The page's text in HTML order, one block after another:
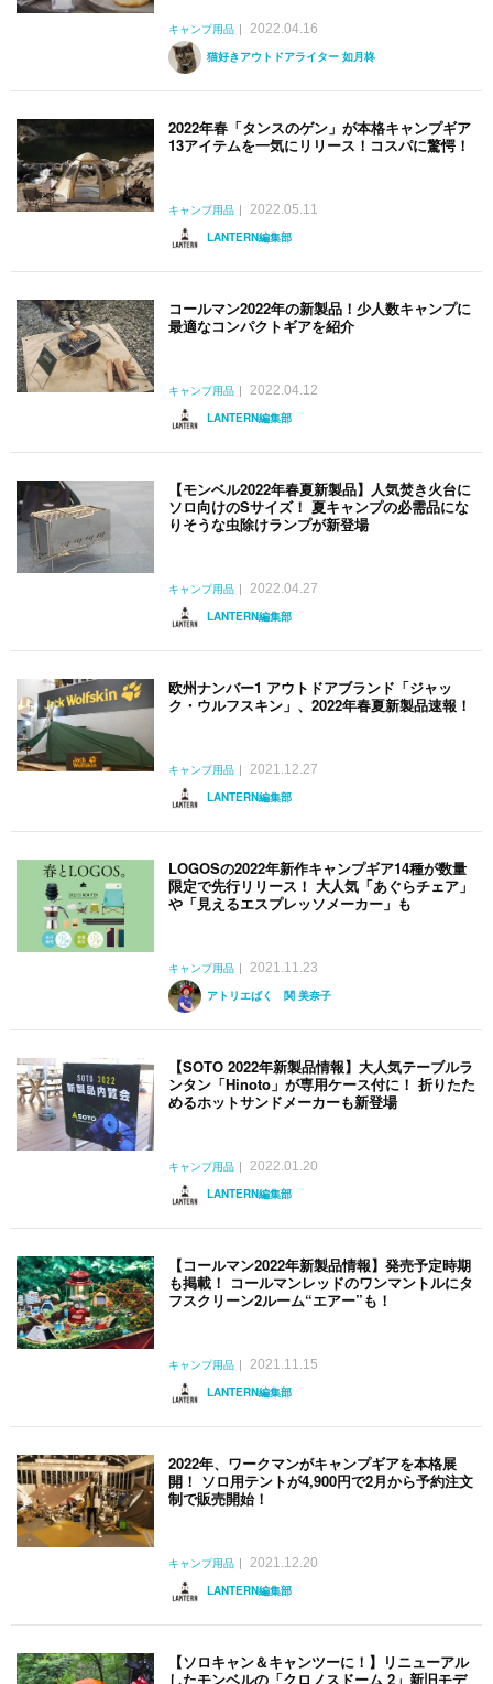
キャンプ用品
2022.04.16
猫好きアウトドアライター 如月柊
2022年春「タンスのゲン」が本格キャンプギア
13アイテムを一気にリリース！コスパに驚愕！
キャンプ用品
2022.05.11
LANTERN編集部
コールマン2022年の新製品！少人数キャンプに
最適なコンパクトギアを紹介
キャンプ用品
2022.04.12
LANTERN編集部
【モンベル2022年春夏新製品】人気焚き火台に
ソロ向けのSサイズ！ 夏キャンプの必需品にな
りそうな虫除けランプが新登場
キャンプ用品
2022.04.27
LANTERN編集部
欧州ナンバー1 アウトドアブランド「ジャッ
ク・ウルフスキン」、2022年春夏新製品速報！
キャンプ用品
2021.12.27
LANTERN編集部
LOGOSの2022年新作キャンプギア14種が数量
限定で先行リリース！ 大人気「あぐらチェア」
や「見えるエスプレッソメーカー」も
キャンプ用品
2021.11.23
アトリエばく 関 美奈子
【SOTO 2022年新製品情報】大人気テーブルラ
ンタン「Hinoto」が専用ケース付に！ 折りたた
めるホットサンドメーカーも新登場
キャンプ用品
2022.01.20
LANTERN編集部
【コールマン2022年新製品情報】発売予定時期
も掲載！ コールマンレッドのワンマントルにタ
フスクリーン2ルーム“エアー”も！
キャンプ用品
2021.11.15
LANTERN編集部
2022年、ワークマンがキャンプギアを本格展
開！ ソロ用テントが4,900円で2月から予約注文
制で販売開始！
キャンプ用品
2021.12.20
LANTERN編集部
【ソロキャン＆キャンツーに！】リニューアル
したモンベルの「クロノスドーム 2」新旧モデ